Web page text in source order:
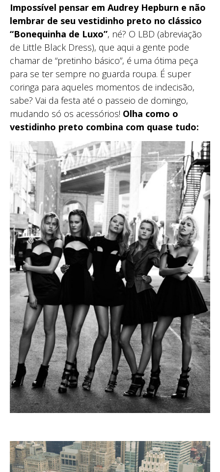
Impossível pensar em Audrey Hepburn e não
lembrar de seu vestidinho preto no clássico
“Bonequinha de Luxo”, né? O LBD (abreviação
de Little Black Dress), que aqui a gente pode
chamar de “pretinho básico”, é uma ótima peça
para se ter sempre no guarda roupa. É super
coringa para aqueles momentos de indecisão,
sabe? Vai da festa até o passeio de domingo,
mudando só os acessórios! Olha como o
vestidinho preto combina com quase tudo: